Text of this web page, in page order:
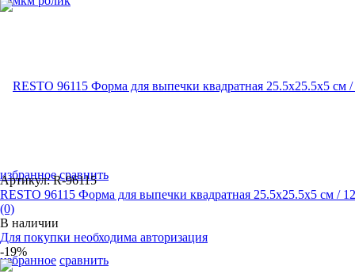
избранное сравнить
избранное сравнить
Артикул: R-96115
RESTO 96115 Форма для выпечки квадратная 25.5x25.5x5 см / 12
(0)
В наличии
Для покупки необходима авторизация
-19%